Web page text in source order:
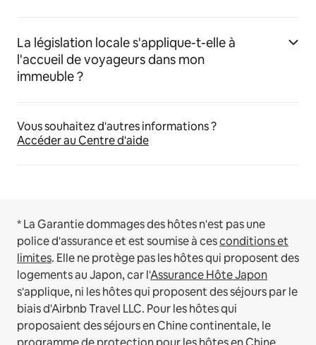
La législation locale s'applique-t-elle à
l'accueil de voyageurs dans mon
immeuble ?
Vous souhaitez d'autres informations ?
Accéder au Centre d'aide
* La Garantie dommages des hôtes n'est pas une
police d'assurance et est soumise à cesconditions et
limites. Elle ne protège pas les hôtes qui proposent des
logements au Japon, car l'Assurance Hôte Japon
s'applique, ni les hôtes qui proposent des séjours par le
biais d'Airbnb Travel LLC. Pour les hôtes qui
proposaient des séjours en Chine continentale, le